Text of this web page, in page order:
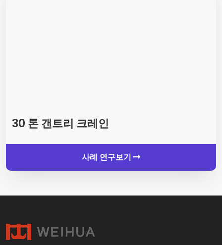
30 톤 갠트리 크레인
사례 연구보기